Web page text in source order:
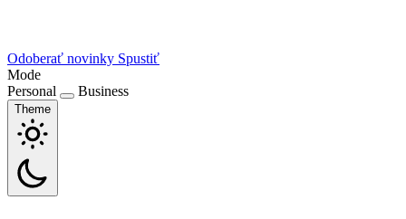
Odoberať novinky Spustiť
Mode
Personal
Business
Theme